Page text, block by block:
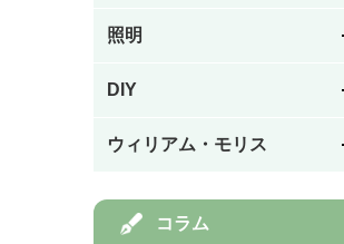
ガラスドア
雑貨
照明
ウォールランプ・ブラ
DIY
フック／つまみ／取っ
棚受け（ブラケット）
ウィリアム・モリス
コラム